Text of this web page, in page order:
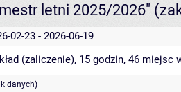
letni 2025/2026"
02-23 - 2026-06-19
(zaliczenie), 15 godzin, 46 miejsc
danych)